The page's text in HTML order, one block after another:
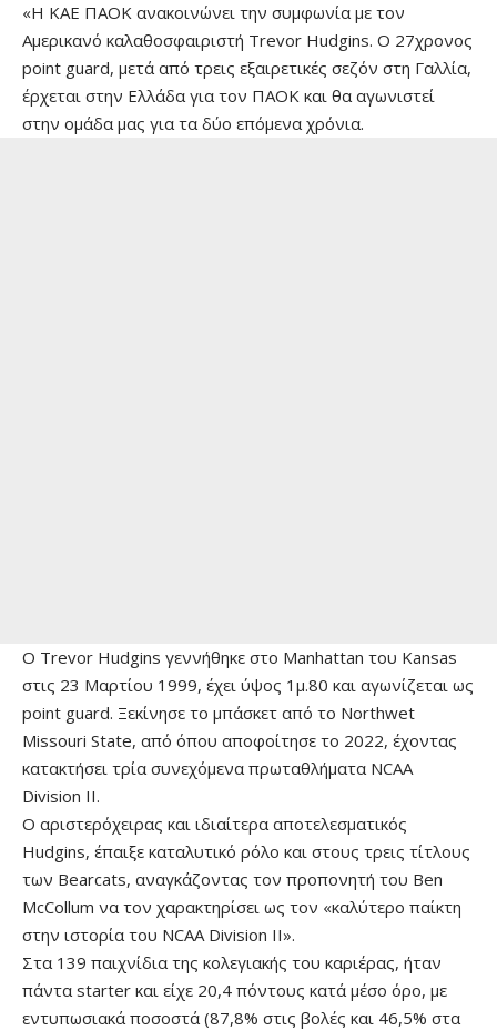
«Η ΚΑΕ ΠΑΟΚ ανακοινώνει την συμφωνία με τον
Αμερικανό καλαθοσφαιριστή Trevor Hudgins. Ο 27χρονος
point guard, μετά από τρεις εξαιρετικές σεζόν στη Γαλλία,
έρχεται στην Ελλάδα για τον ΠΑΟΚ και θα αγωνιστεί
στην ομάδα μας για τα δύο επόμενα χρόνια.
Ο Trevor Hudgins γεννήθηκε στο Manhattan του Kansas
στις 23 Μαρτίου 1999, έχει ύψος 1μ.80 και αγωνίζεται ως
point guard. Ξεκίνησε το μπάσκετ από το Northwet
Missouri State, από όπου αποφοίτησε το 2022, έχοντας
κατακτήσει τρία συνεχόμενα πρωταθλήματα NCAA
Division II.
Ο αριστερόχειρας και ιδιαίτερα αποτελεσματικός
Hudgins, έπαιξε καταλυτικό ρόλο και στους τρεις τίτλους
των Bearcats, αναγκάζοντας τον προπονητή του Ben
McCollum να τον χαρακτηρίσει ως τον «καλύτερο παίκτη
στην ιστορία του NCAA Division II».
Στα 139 παιχνίδια της κολεγιακής του καριέρας, ήταν
πάντα starter και είχε 20,4 πόντους κατά μέσο όρο, με
εντυπωσιακά ποσοστά (87,8% στις βολές και 46,5% στα